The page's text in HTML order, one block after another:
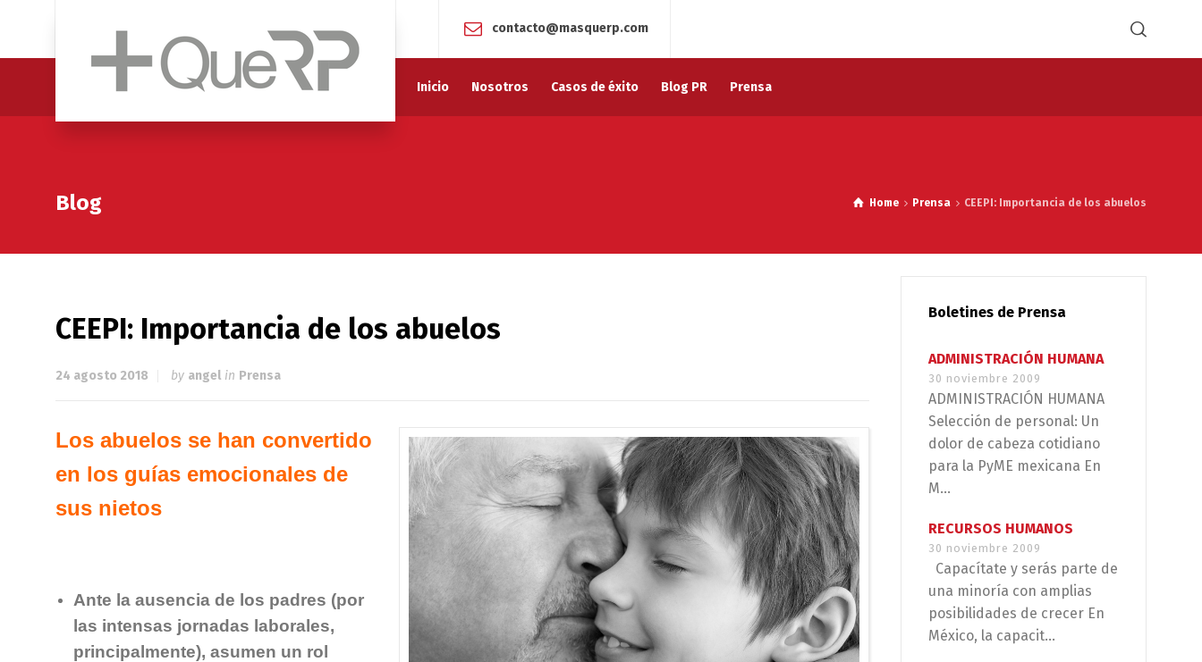
contacto@masquerp.com
Inicio Nosotros Casos de éxito Blog PR Prensa
Blog Home Prensa CEEPI: Importancia de los abuelos
CEEPI: Importancia de los abuelos
24 agosto 2018 by angel in Prensa
Los abuelos se han convertido
en los guías emocionales de
sus nietos
Ante la ausencia de los padres (por
las intensas jornadas laborales,
principalmente), asumen un rol
Boletines de Prensa
ADMINISTRACIÓN HUMANA
30 noviembre 2009
ADMINISTRACIÓN HUMANA
Selección de personal: Un
dolor de cabeza cotidiano
para la PyME mexicana En
M...
RECURSOS HUMANOS
30 noviembre 2009
Capacítate y serás parte de
una minoría con amplias
posibilidades de crecer En
México, la capacit...